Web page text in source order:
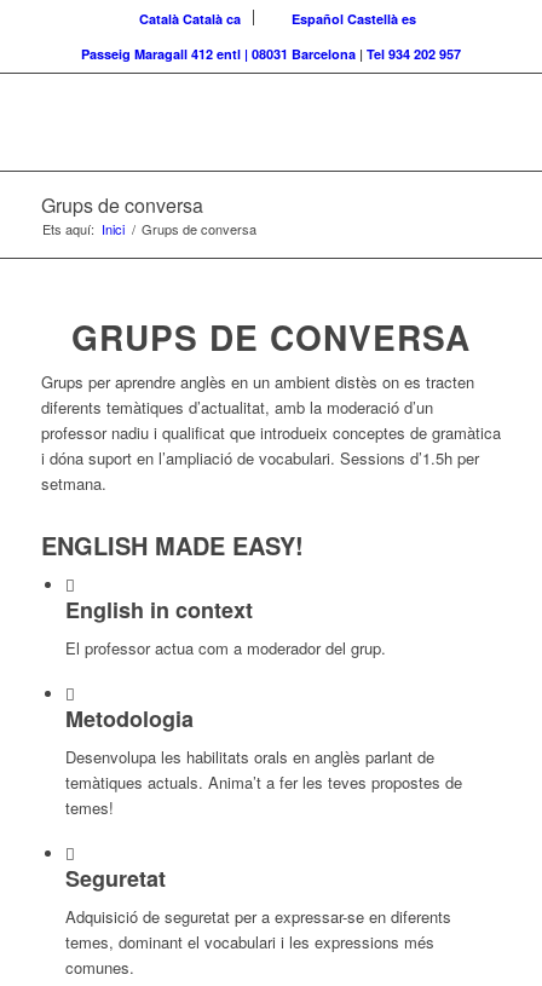
Català Català ca Español Castellà es
Passeig Maragall 412 entl | 08031 Barcelona| Tel 934 202 957
Grups de conversa
Ets aquí: Inici / Grups de conversa
GRUPS DE CONVERSA
Grups per aprendre anglès en un ambient distès on es tracten
diferents temàtiques d’actualitat, amb la moderació d’un
professor nadiu i qualificat que introdueix conceptes de gramàtica
i dóna suport en l’ampliació de vocabulari. Sessions d’1.5h per
setmana.
ENGLISH MADE EASY!
English in context
El professor actua com a moderador del grup.
Metodologia
Desenvolupa les habilitats orals en anglès parlant de
temàtiques actuals. Anima’t a fer les teves propostes de
temes!
Seguretat
Adquisició de seguretat per a expressar-se en diferents
temes, dominant el vocabulari i les expressions més
comunes.